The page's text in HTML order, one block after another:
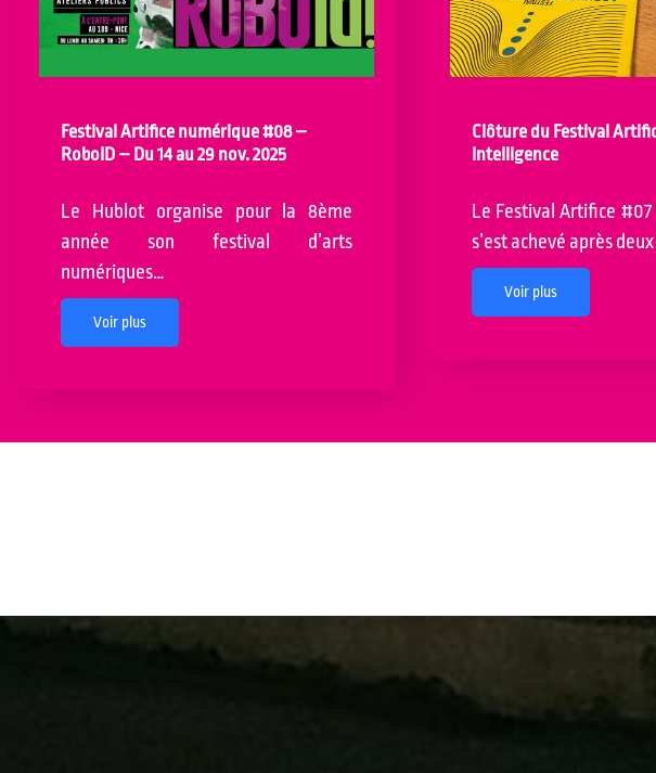
Festival Artifice numérique #08 –
RoboID – Du 14 au 29 nov. 2025
Le Hublot organise pour la 8ème
année son festival d’arts
numériques…
Voir plus
Clôture du Festival
Intelligence
Le Festival Artifice
s’est achevé après
Voir plus